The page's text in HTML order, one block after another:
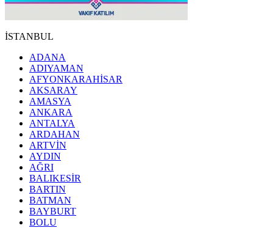
İSTANBUL
ADANA
ADIYAMAN
AFYONKARAHİSAR
AKSARAY
AMASYA
ANKARA
ANTALYA
ARDAHAN
ARTVİN
AYDIN
AĞRI
BALIKESİR
BARTIN
BATMAN
BAYBURT
BOLU